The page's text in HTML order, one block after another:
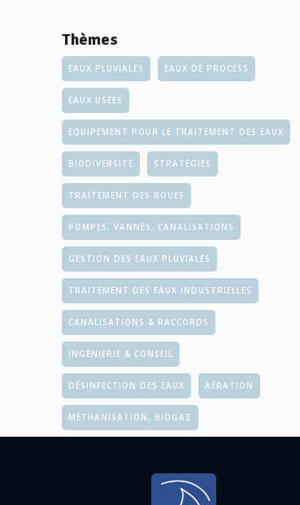
Thèmes
EAUX PLUVIALES EAUX DE PROCESS
EAUX USÉES
EQUIPEMENT POUR LE TRAITEMENT DES EAUX
BIODIVERSITÉ STRATÉGIES
TRAITEMENT DES BOUES
POMPES, VANNES, CANALISATIONS
GESTION DES EAUX PLUVIALES
TRAITEMENT DES EAUX INDUSTRIELLES
CANALISATIONS & RACCORDS
INGÉNIERIE & CONSEIL
DÉSINFECTION DES EAUX AÉRATION
MÉTHANISATION, BIOGAZ